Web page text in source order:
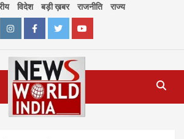
विदेश बड़ी ख़बर राजनीति राज्य
InstagramFacebookTwitterYoutube